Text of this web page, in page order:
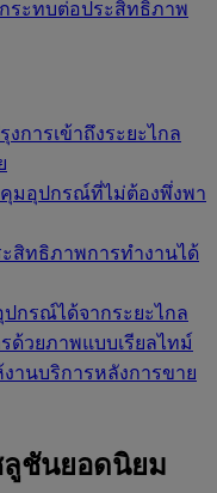
ระทบต่อประสิทธิภาพ
งการเข้าถึงระยะไกล
มอุปกรณ์ที่ไม่ต้องพึ่งพา
ะสิทธิภาพการทำงานได้
ปกรณ์ได้จากระยะไกล
ด้วยภาพแบบเรียลไทม์
านบริการหลังการขาย
ชันยอดนิยม